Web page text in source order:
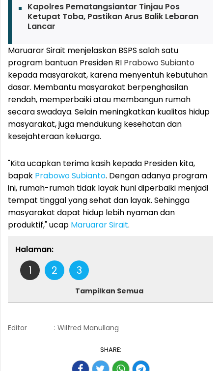
Kapolres Pematangsiantar Tinjau Pos
Ketupat Toba, Pastikan Arus Balik Lebaran
Lancar
Maruarar Sirait menjelaskan BSPS salah satu
program bantuan Presiden RI Prabowo Subianto
kepada masyarakat, karena menyentuh kebutuhan
dasar. Membantu masyarakat berpenghasilan
rendah, memperbaiki atau membangun rumah
secara swadaya. Selain meningkatkan kualitas hidup
masyarakat, juga mendukung kesehatan dan
kesejahteraan keluarga.
"Kita ucapkan terima kasih kepada Presiden kita,
bapak Prabowo Subianto. Dengan adanya program
ini, rumah-rumah tidak layak huni diperbaiki menjadi
tempat tinggal yang sehat dan layak. Sehingga
masyarakat dapat hidup lebih nyaman dan
produktif," ucap Maruarar Sirait.
Halaman:
1 2 3
Tampilkan Semua
Editor : Wilfred Manullang
SHARE: